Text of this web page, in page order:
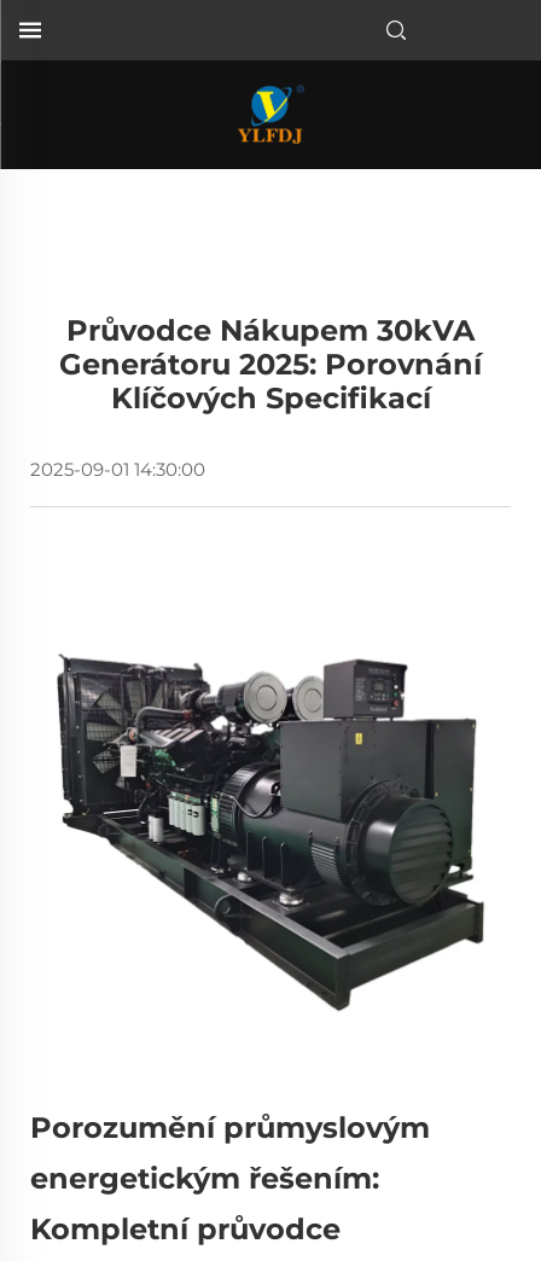
Průvodce Nákupem 30kVA
Generátoru 2025: Porovnání
Klíčových Specifikací
2025-09-01 14:30:00
Porozumění průmyslovým
energetickým řešením:
Kompletní průvodce